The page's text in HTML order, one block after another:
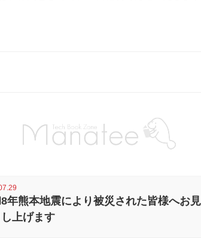
年熊本地震により被災された皆様へお
上げます